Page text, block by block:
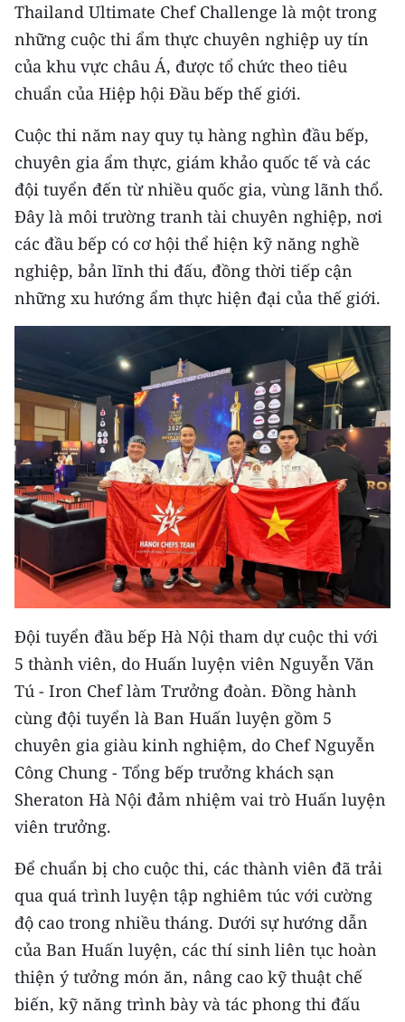
Video
Media Chính trị
Media Kinh tế
Media Văn hóa
Media Xã hội
Media Pháp luật
Media Du lịch
Media Thế giới
Media Giáo dục
Media Y tế
Media Khoa học - Công nghệ
Media Môi trường
Infographic
TIN MỚI
TIN ĐỊA PHƯƠNG
Trung du và miền núi phía Bắc
Đồng bằng sông Hồng
Bắc Trung Bộ
Duyên hải Nam Trung Bộ và Tây
Nguyên
Đông Nam Bộ
Đồng bằng sông Cửu Long
Chuyên trang Hà Nội
Thailand Ultimate Chef Challenge là một trong
những cuộc thi ẩm thực chuyên nghiệp uy tín
của khu vực châu Á, được tổ chức theo tiêu
chuẩn của Hiệp hội Đầu bếp thế giới.
Cuộc thi năm nay quy tụ hàng nghìn đầu bếp,
chuyên gia ẩm thực, giám khảo quốc tế và các
đội tuyển đến từ nhiều quốc gia, vùng lãnh thổ.
Đây là môi trường tranh tài chuyên nghiệp, nơi
các đầu bếp có cơ hội thể hiện kỹ năng nghề
nghiệp, bản lĩnh thi đấu, đồng thời tiếp cận
những xu hướng ẩm thực hiện đại của thế giới.
Đội tuyển đầu bếp Hà Nội tham dự cuộc thi với
5 thành viên, do Huấn luyện viên Nguyễn Văn
Tú - Iron Chef làm Trưởng đoàn. Đồng hành
cùng đội tuyển là Ban Huấn luyện gồm 5
chuyên gia giàu kinh nghiệm, do Chef Nguyễn
Công Chung - Tổng bếp trưởng khách sạn
Sheraton Hà Nội đảm nhiệm vai trò Huấn luyện
viên trưởng.
Để chuẩn bị cho cuộc thi, các thành viên đã trải
qua quá trình luyện tập nghiêm túc với cường
độ cao trong nhiều tháng. Dưới sự hướng dẫn
của Ban Huấn luyện, các thí sinh liên tục hoàn
thiện ý tưởng món ăn, nâng cao kỹ thuật chế
biến, kỹ năng trình bày và tác phong thi đấu